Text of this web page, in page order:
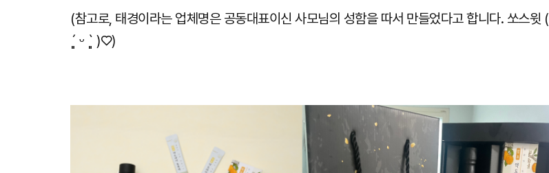
(참고로, 태경이라는 업체명은 공동대표이신 사모님의 성함을 따서 만들었다고 합니다. 쏘스윗 (
´͈ ᵕ `͈ )♡)